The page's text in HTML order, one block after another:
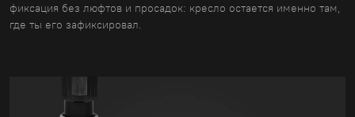
фиксация без люфтов и просадок: кресло остается именно там,
где ты его зафиксировал.